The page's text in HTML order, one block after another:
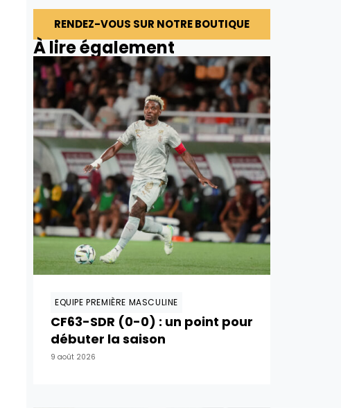
RENDEZ-VOUS SUR NOTRE BOUTIQUE
À lire également
EQUIPE PREMIÈRE MASCULINE
CF63-SDR (0-0) : un point pour
débuter la saison
9 août 2026